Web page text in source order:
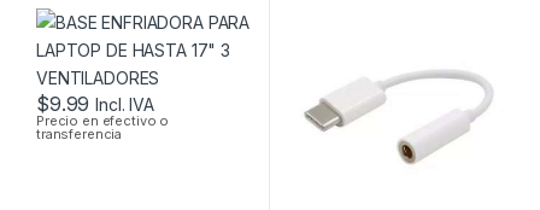
HASTA 17″ 3
VENTILADORES
$9.99 Incl. IVA
Precio en efectivo o
transferencia
GALAXY S9 / S8